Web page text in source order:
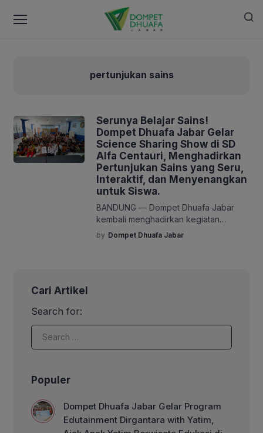
pertunjukan sains
Serunya Belajar Sains!
Dompet Dhuafa Jabar Gelar
Science Sharing Show di SD
Alfa Centauri, Menghadirkan
Pertunjukan Sains yang Seru,
Interaktif, dan Menyenangkan
untuk Siswa.
BANDUNG — Dompet Dhuafa Jabar
kembali menghadirkan kegiatan
edukatif yang menginspirasi melalui
Science Sharing Show di SD Alfa
beragam eksperimen sains melalui
sederhana […]
by Dompet Dhuafa Jabar
Cari Artikel
Search for:
Populer
Dompet Dhuafa Jabar Gelar Program
Edutainment Dirgantara with Yatim,